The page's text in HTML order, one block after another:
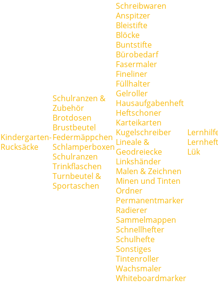
Kindergarten-
Rucksäcke
Schulranzen &
Zubehör
Brotdosen
Brustbeutel
Federmäppchen
Schlamperboxen
Schulranzen
Trinkflaschen
Turnbeutel &
Sportaschen
Schreibwaren
Anspitzer
Bleistifte
Blöcke
Buntstifte
Bürobedarf
Fasermaler
Fineliner
Füllhalter
Gelroller
Hausaufgabenheft
Heftschoner
Karteikarten
Kugelschreiber
Lineale &
Geodreiecke
Linkshänder
Malen & Zeichnen
Minen und Tinten
Ordner
Permanentmarker
Radierer
Sammelmappen
Schnellhefter
Schulhefte
Sonstiges
Tintenroller
Wachsmaler
Whiteboardmarker
Lük